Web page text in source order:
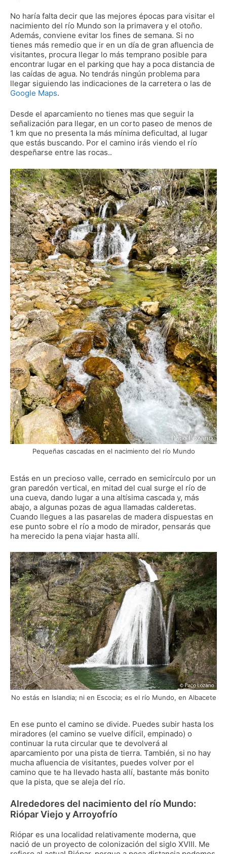
No haría falta decir que las mejores épocas para visitar el
nacimiento del río Mundo son la primavera y el otoño.
Además, conviene evitar los fines de semana. Si no
tienes más remedio que ir en un día de gran afluencia de
visitantes, procura llegar lo más temprano posible para
encontrar lugar en el parking que hay a poca distancia de
las caídas de agua. No tendrás ningún problema para
llegar siguiendo las indicaciones de la carretera o las de
Google Maps.
Desde el aparcamiento no tienes mas que seguir la
señalización para llegar, en un corto paseo de menos de
1 km que no presenta la más mínima deficultad, al lugar
que estás buscando. Por el camino irás viendo el río
despeñarse entre las rocas..
Pequeñas cascadas en el nacimiento del río Mundo
Estás en un precioso valle, cerrado en semicírculo por un
gran paredón vertical, en mitad del cual surge el río de
una cueva, dando lugar a una altísima cascada y, más
abajo, a algunas pozas de agua llamadas calderetas.
Cuando llegues a las pasarelas de madera dispuestas en
ese punto sobre el río a modo de mirador, pensarás que
ha merecido la pena viajar hasta allí.
No estás en Islandia; ni en Escocia; es el río Mundo, en Albacete
En ese punto el camino se divide. Puedes subir hasta los
miradores (el camino se vuelve difícil, empinado) o
continuar la ruta circular que te devolverá al
aparcamiento por una pista de tierra. También, si no hay
mucha afluencia de visitantes, puedes volver por el
camino que te ha llevado hasta allí, bastante más bonito
que la pista, que se aleja del río.
Alrededores del nacimiento del río Mundo:
Riópar Viejo y Arroyofrío
Riópar es una localidad relativamente moderna, que
nació de un proyecto de colonización del siglo XVIII. Me